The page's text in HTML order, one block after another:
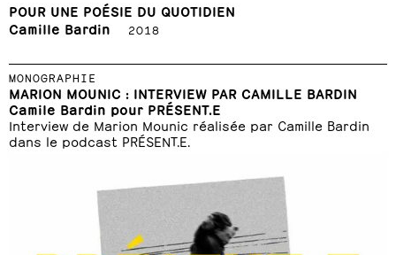
POUR UNE POÉSIE DU QUOTIDIEN
Camille Bardin
2018
MONOGRAPHIE
MARION MOUNIC : INTERVIEW PAR CAMILLE BARDIN
Camile Bardin pour PRÉSENT.E
Interview de Marion Mounic réalisée par Camille Bardin
dans le podcast PRÉSENT.E.